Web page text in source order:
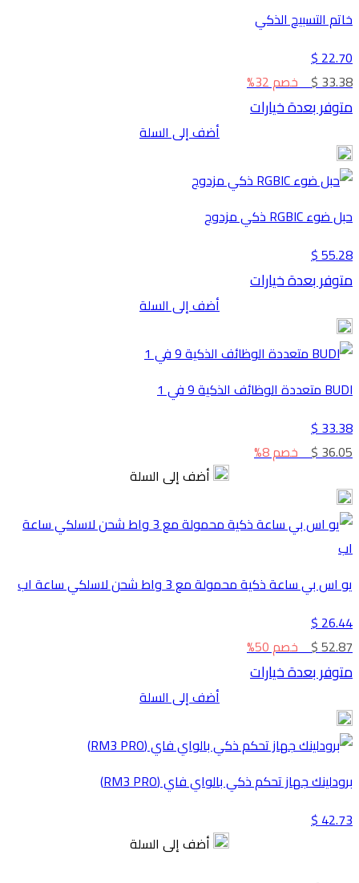
خاتم التسبيح الذكي
22.70 $
33.38 $ خصم 32%
متوفر بعدة خيارات
أضف إلى السلة
حبل ضوء RGBIC ذكي مزدوج
55.28 $
متوفر بعدة خيارات
أضف إلى السلة
BUDI متعددة الوظائف الذكية 9 في 1
33.38 $
36.05 $ خصم 8%
يو اس بي ساعة ذكية محمولة مع 3 واط شحن لاسلكي ساعة اب
26.44 $
52.87 $ خصم 50%
متوفر بعدة خيارات
أضف إلى السلة
برودلينك جهاز تحكم ذكي بالواي فاي (RM3 PRO)
42.73 $